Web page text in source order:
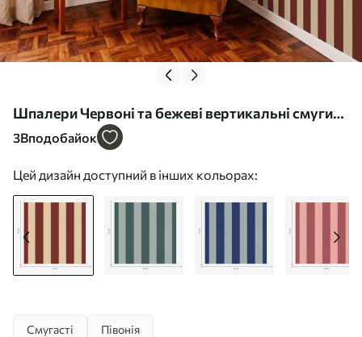
Шпалери Червоні та бежеві вертикальні смуги
Nr. a01179
3Вподобайок
Цей дизайн доступний в інших кольорах:
Смугасті Півонія